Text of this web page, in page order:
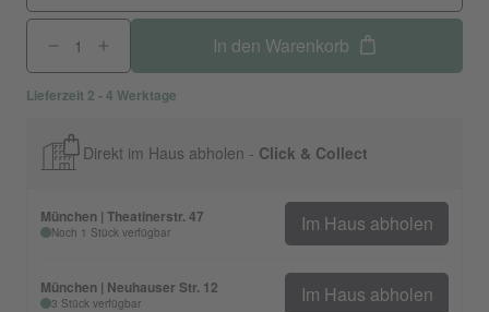
In den Warenkorb
Lieferzeit 2 - 4 Werktage
Direkt im Haus abholen - Click & Collect
München | Theatinerstr. 47
Noch 1 Stück verfügbar Im Haus abholen
München | Neuhauser Str. 12
3 Stück verfügbar Im Haus abholen